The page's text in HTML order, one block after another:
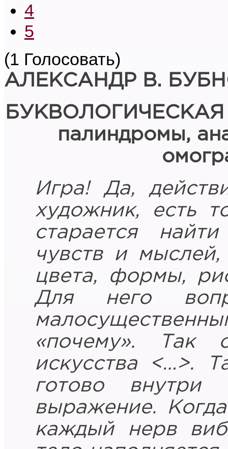
4
5
(1 Голосовать)
АЛЕКСАНДР В.
палиндромы,
Игра! Да,
художник, есть
старается
чувств и
цвета, формы,
Для него
«почему». Так
искусства <…>.
готово
выражение.
каждый нерв